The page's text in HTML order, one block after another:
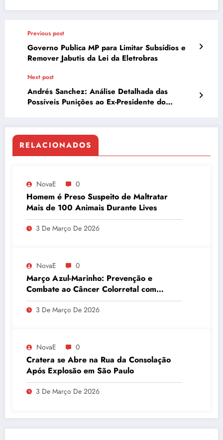
Previous post
Governo Publica MP para Limitar Subsídios e
Remover Jabutis da Lei da Eletrobras
Next post
Andrés Sanchez: Análise Detalhada das
Possíveis Punições ao Ex-Presidente do
RELACIONADOS
NovaE 0
Homem é Preso Suspeito de Maltratar
Mais de 100 Animais Durante Lives
3 De Março De 2026
NovaE 0
Março Azul-Marinho: Prevenção e
Combate ao Câncer Colorretal com
Atividades Físicas
3 De Março De 2026
NovaE 0
Cratera se Abre na Rua da Consolação
Após Explosão em São Paulo
3 De Março De 2026